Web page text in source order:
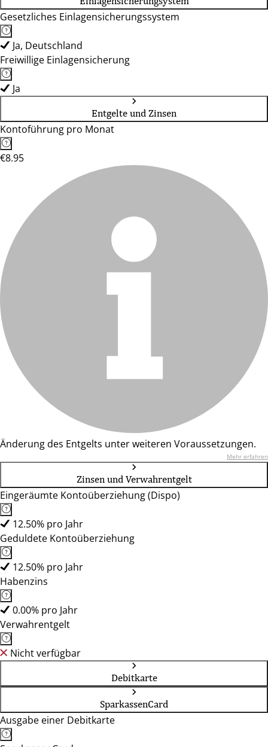
Gesetzliches Einlagensicherungssystem
Ja, Deutschland
Freiwillige Einlagensicherung
Ja
Entgelte und Zinsen
Kontoführung pro Monat
€8.95
Änderung des Entgelts unter weiteren Voraussetzungen.
Mehr erfahren
Zinsen und Verwahrentgelt
Eingeräumte Kontoüberziehung (Dispo)
12.50% pro Jahr
Geduldete Kontoüberziehung
12.50% pro Jahr
Habenzins
0.00% pro Jahr
Verwahrentgelt
Nicht verfügbar
Debitkarte
SparkassenCard
Ausgabe einer Debitkarte